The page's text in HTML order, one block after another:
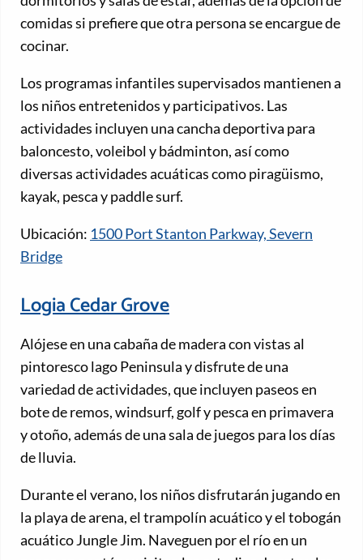
comidas si prefiere que otra persona se encargue de
cocinar.
Los programas infantiles supervisados mantienen a
los niños entretenidos y participativos. Las
actividades incluyen una cancha deportiva para
baloncesto, voleibol y bádminton, así como
diversas actividades acuáticas como piragüismo,
kayak, pesca y paddle surf.
Ubicación: 1500 Port Stanton Parkway, Severn
Bridge
Logia Cedar Grove
Alójese en una cabaña de madera con vistas al
pintoresco lago Peninsula y disfrute de una
variedad de actividades, que incluyen paseos en
bote de remos, windsurf, golf y pesca en primavera
y otoño, además de una sala de juegos para los días
de lluvia.
Durante el verano, los niños disfrutarán jugando en
la playa de arena, el trampolín acuático y el tobogán
acuático Jungle Jim. Naveguen por el río en un